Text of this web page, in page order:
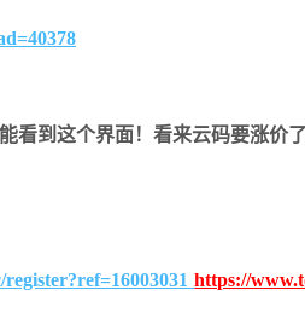
看到这个界面！看来云码要涨价了
https://